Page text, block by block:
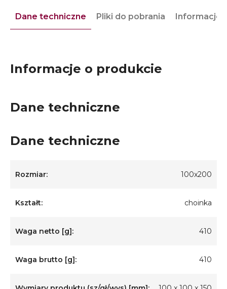
Dane techniczne Pliki do pobrania Informacje
Informacje o produkcie
Dane techniczne
Dane techniczne
Rozmiar: 100x200
Kształt: choinka
Waga netto [g]: 410
Waga brutto [g]: 410